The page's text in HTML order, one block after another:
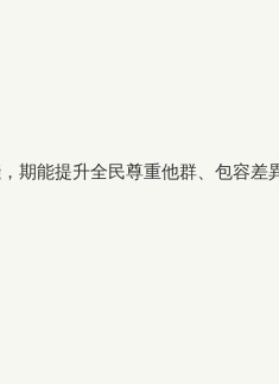
期能提升全民尊重他群、包容差